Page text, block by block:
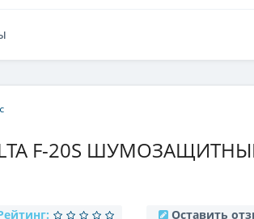
F-20S
Оставить